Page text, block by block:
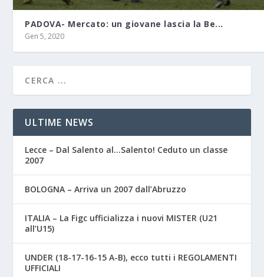
PADOVA- Mercato: un giovane lascia la Be...
Gen 5, 2020
ULTIME NEWS
Lecce – Dal Salento al…Salento! Ceduto un classe
2007
BOLOGNA – Arriva un 2007 dall’Abruzzo
ITALIA – La Figc ufficializza i nuovi MISTER (U21
all’U15)
UNDER (18-17-16-15 A-B), ecco tutti i REGOLAMENTI
UFFICIALI